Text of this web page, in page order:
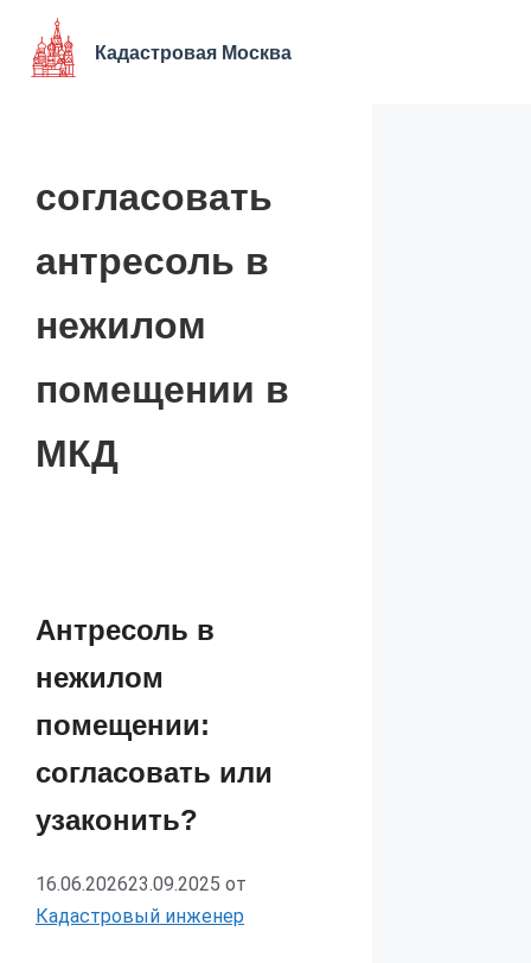
Перейти
содержимому
Кадастровая Москва
согласовать
антресоль в
нежилом
помещении в
МКД
Антресоль в
нежилом
помещении:
согласовать или
узаконить?
16.06.202623.09.2025 от
Кадастровый инженер